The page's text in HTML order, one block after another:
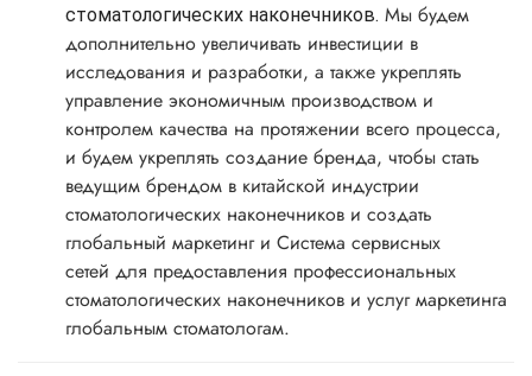
стоматологических наконечников. Мы будем
дополнительно увеличивать инвестиции в
исследования и разработки, а также укреплять
управление экономичным производством и
контролем качества на протяжении всего процесса,
и будем укреплять создание бренда, чтобы стать
ведущим брендом в китайской индустрии
стоматологических наконечников и создать
глобальный маркетинг и Система сервисных
сетей для предоставления профессиональных
стоматологических наконечников и услуг маркетинга
глобальным стоматологам.